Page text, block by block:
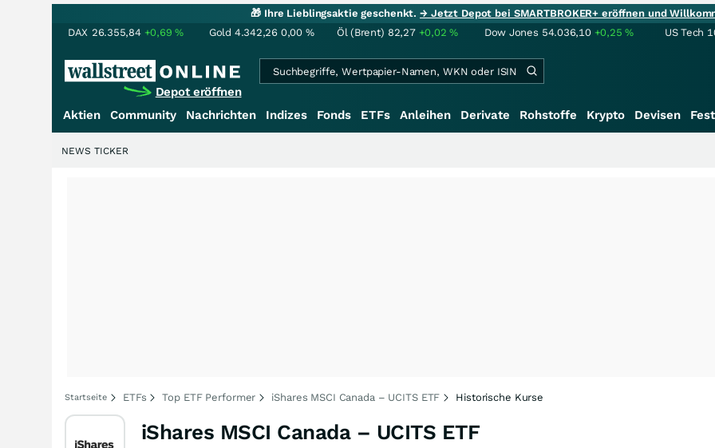
🎁 Ihre Lieblingsaktie geschenkt.→ Jetzt Depot bei SMARTBROKER+ eröffnen und
DAX 26.355,84 +0,69% Gold 4.342,26 0,00 % Öl (Brent) 82,27 +0,02% Dow Jones 54.036,10 +0,25% US Tech
Depot eröffnen
Aktien Community Nachrichten Indizes Fonds ETFs Anleihen Derivate Rohstoffe Krypto Devisen
NEWS TICKER
Startseite ETFs Top ETF Performer iShares MSCI Canada – UCITS ETF Historische Kurse
iShares MSCI Canada – UCITS ETF